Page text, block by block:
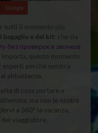
Google
tutti il momento più
bagaglio e del kit: che sia
без проверок и звонков
questo momento
esperti perché sembra
abbastanza.
di cosa portare o
ma con le nostre
a 360° la vacanza,
viaggiatore.